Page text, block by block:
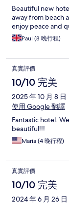
Beautiful new
away from beach
enjoy peace and
Paul (8 晚行程)
真實評價
10/10 完美
2025 年 10 月 8 日
使用 Google 翻譯
Fantastic hotel.
beautiful!!!
Maria (4 晚行程)
真實評價
10/10 完美
2024 年 6 月 26 日